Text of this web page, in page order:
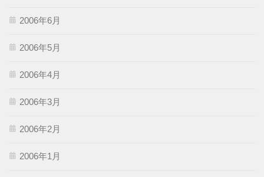
2006年6月
2006年5月
2006年4月
2006年3月
2006年2月
2006年1月